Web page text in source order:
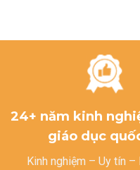
24+ năm kinh
giáo dục
Kinh nghiệm – Uy tín –